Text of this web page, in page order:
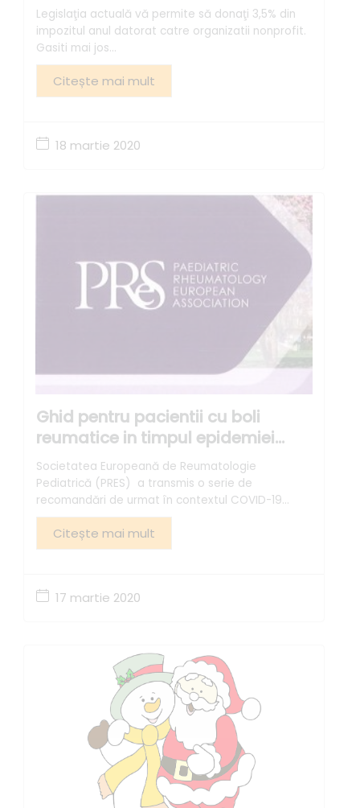
18 martie 2020
Legislaţia actuală vă permite să donaţi 3,5% din
impozitul anul datorat catre organizatii nonprofit.
Gasiti mai jos...
Citește mai mult
Ghid pentru pacientii cu boli
reumatice in timpul epidemiei
COVID-19
17 martie 2020
Societatea Europeană de Reumatologie
Pediatrică (PRES) a transmis o serie de
recomandări de urmat în contextul COVID-19...
Citește mai mult